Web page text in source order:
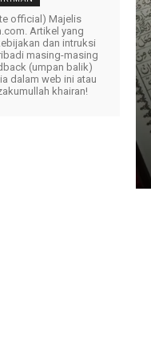
official) Majelis
Artikel yang
dan intruksi
masing-masing
(umpan balik)
dalam web ini atau
khairan!